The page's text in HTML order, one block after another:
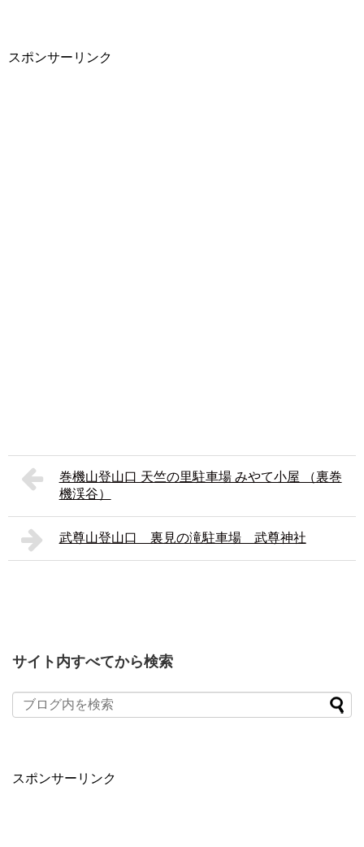
スポンサーリンク
巻機山登山口 天竺の里駐車場 みやて小屋 （裏巻
機渓谷）
武尊山登山口 裏見の滝駐車場 武尊神社
サイト内すべてから検索
スポンサーリンク